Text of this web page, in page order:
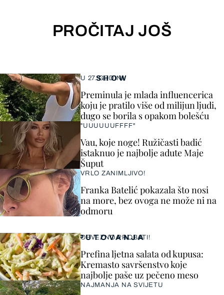
PROČITAJ JOŠ
SHOW
U 27. GODINI
Preminula je mlada influencerica
koju je pratilo više od milijun ljudi,
dugo se borila s opakom bolešću
"UUUUUUFFFF"
Vau, koje noge! Ružičasti badić
istaknuo je najbolje adute Maje
Šuput
VRLO ZANIMLJIVO!
Franka Batelić pokazala što nosi
na more, bez ovoga ne može ni na
odmoru
PUTOVANJA
OBVEZNO PROBATI!
Prefina ljetna salata od kupusa:
Kremasto savršenstvo koje
najbolje paše uz pečeno meso
NAJMANJA NA SVIJETU